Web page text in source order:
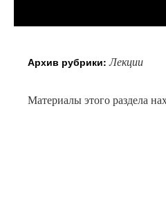
Архив рубрики:Лекции
Материалы этого раздела